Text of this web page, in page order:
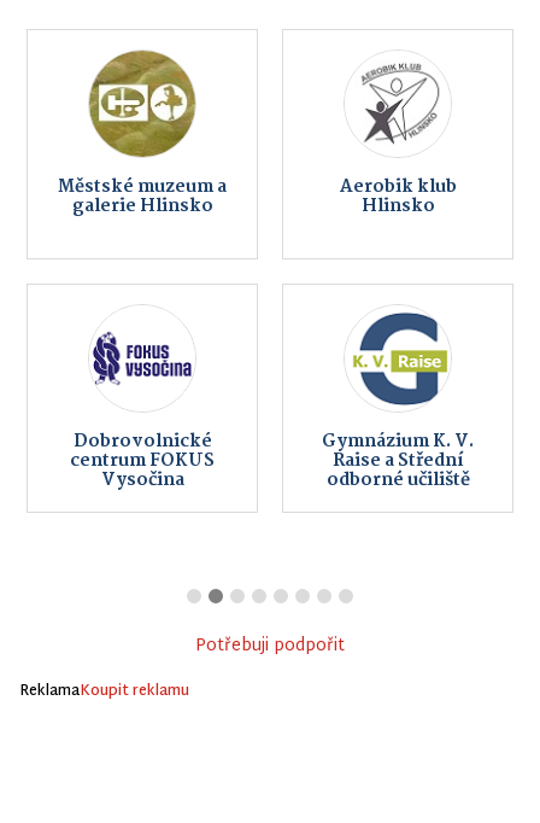
Městské muzeum a
galerie Hlinsko
Aerobik klub
Hlinsko
Dobrovolnické
centrum FOKUS
Vysočina
Gymnázium K. V.
Raise a Střední
odborné učiliště
Potřebuji podpořit
ReklamaKoupit reklamu